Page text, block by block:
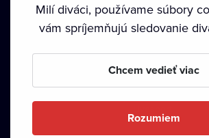
používania Cookies• Autorské
Milí diváci, používame súbory
vám spríjemňujú sledovanie
Chcem vedieť viac
Rozumiem